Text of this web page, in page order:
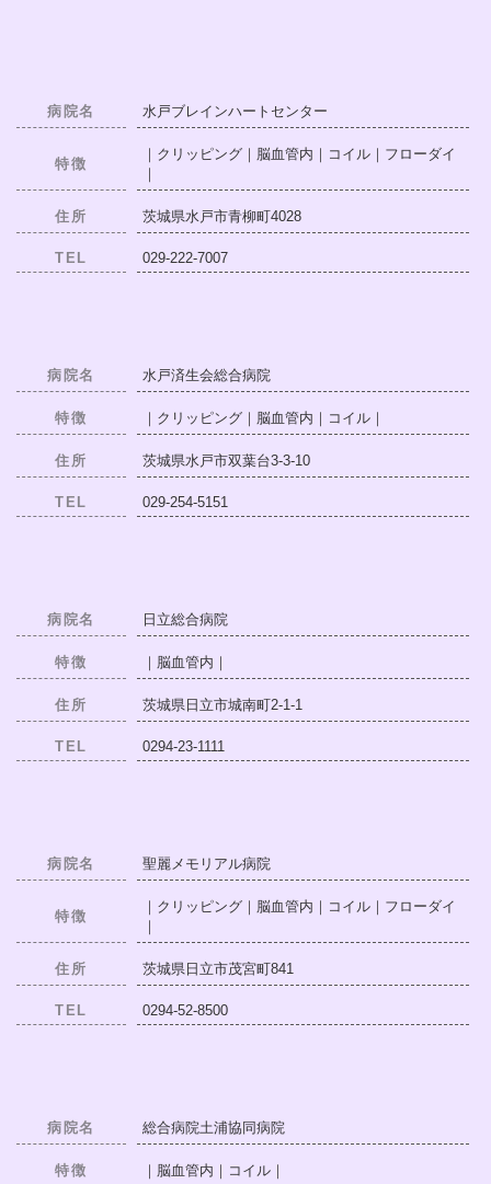
病院名 水戸ブレインハートセンター
特徴
｜クリッピング｜脳血管内｜コイル｜フローダイ
｜
住所 茨城県水戸市青柳町4028
TEL 029-222-7007
病院名 水戸済生会総合病院
特徴 ｜クリッピング｜脳血管内｜コイル｜
住所 茨城県水戸市双葉台3-3-10
TEL 029-254-5151
病院名 日立総合病院
特徴 ｜脳血管内｜
住所 茨城県日立市城南町2-1-1
TEL 0294-23-1111
病院名 聖麗メモリアル病院
特徴
｜クリッピング｜脳血管内｜コイル｜フローダイ
｜
住所 茨城県日立市茂宮町841
TEL 0294-52-8500
病院名 総合病院土浦協同病院
特徴 ｜脳血管内｜コイル｜